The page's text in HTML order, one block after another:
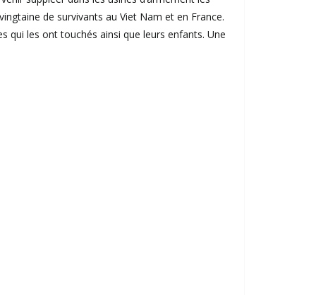
de survivants au Viet Nam et en France.
qui les ont touchés ainsi que leurs enfants. Une